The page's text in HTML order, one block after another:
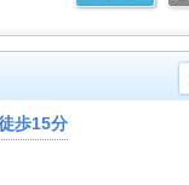
歩15分